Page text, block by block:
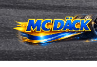
Hoppa
till
navigering
Hoppa
till
innehåll
Däck